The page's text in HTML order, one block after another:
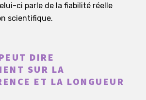
ci parle de la fiabilité réelle
scientifique.
DIRE
SUR LA
ET LA LONGUEUR